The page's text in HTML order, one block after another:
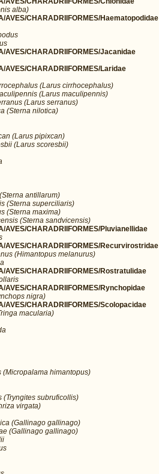
alba)
AVES/CHARADRIIFORMES/Haematopodidae
AVES/CHARADRIIFORMES/Jacanidae
AVES/CHARADRIIFORMES/Laridae
(Larus cirrhocephalus)
(Larus maculipennis)
(Larus serranus)
(Sterna nilotica)
(Larus pipixcan)
(Larus scoresbii)
antillarum)
(Sterna superciliaris)
(Sterna maxima)
(Sterna sandvicensis)
AVES/CHARADRIIFORMES/Pluvianellidae
AVES/CHARADRIIFORMES/Recurvirostridae
(Himantopus melanurus)
AVES/CHARADRIIFORMES/Rostratulidae
AVES/CHARADRIIFORMES/Rynchopidae
nigra)
AVES/CHARADRIIFORMES/Scolopacidae
macularia)
(Micropalama himantopus)
(Tryngites subruficollis)
virgata)
(Gallinago gallinago)
(Gallinago gallinago)